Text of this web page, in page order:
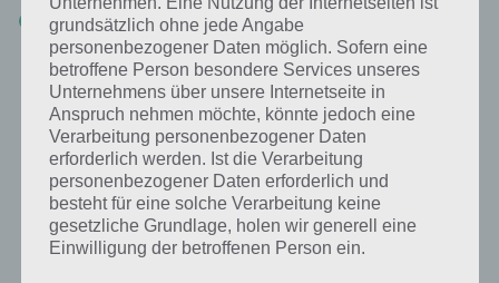
Zur Übersicht:4 Bilder 1 Wort Lösungen zu Deutschland im Juli
2019!
grundsätzlich ohne jede Angabe
personenbezogener Daten möglich. Sofern eine
betroffene Person besondere Services unseres
Unternehmens über unsere Internetseite in
Anspruch nehmen möchte, könnte jedoch eine
Verarbeitung personenbezogener Daten
erforderlich werden. Ist die Verarbeitung
personenbezogener Daten erforderlich und
besteht für eine solche Verarbeitung keine
gesetzliche Grundlage, holen wir generell eine
Einwilligung der betroffenen Person ein.